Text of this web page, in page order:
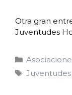
Otra gran
Juventudes